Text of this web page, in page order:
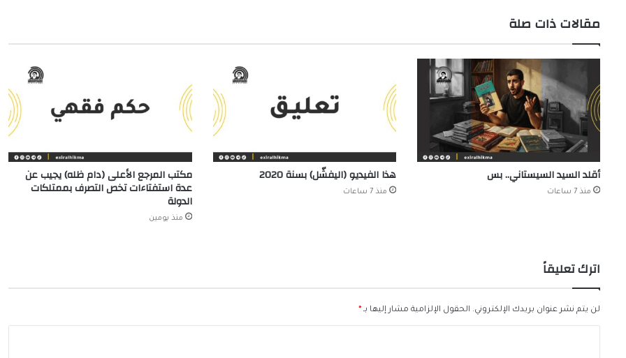
مقالات ذات صلة
أقلد السيد السيستاني.. بس
منذ 7 ساعات
هذا الفيديو (اليفشّل) بسنة 2020
منذ 7 ساعات
مكتب المرجع الأعلى (دام ظله) يجيب عن
عدة استفتاءات تخص التصرف بممتلكات
الدولة
منذ يومين
اترك تعليقاً
لن يتم نشر عنوان بريدك الإلكتروني. الحقول الإلزامية مشار إليها بـ *